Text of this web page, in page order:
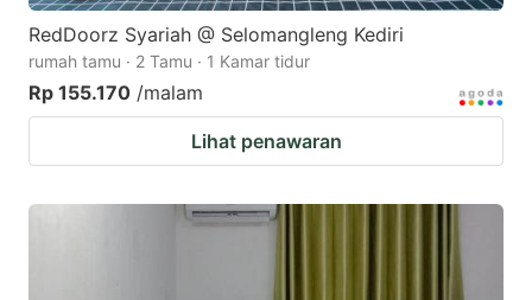
RedDoorz Syariah @ Selomangleng Kediri
rumah tamu · 2 Tamu · 1 Kamar tidur
Rp 155.170 /malam
Lihat penawaran